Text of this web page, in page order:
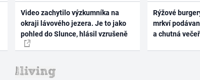
Video zachytilo výzkumníka na
okraji lávového jezera. Je to jako
pohled do Slunce, hlásil vzrušeně
Rýžové
mrkví
a chutná